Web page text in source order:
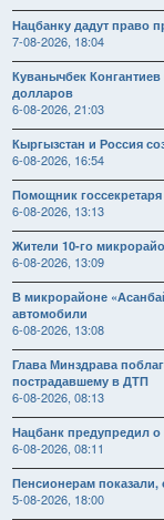
Нацбанку дадут право
7-08-2026, 18:04
Куванычбек
долларов
6-08-2026, 21:03
Кыргызстан и Россия
6-08-2026, 16:54
Помощник
6-08-2026, 13:13
Жители 10-го
6-08-2026, 13:09
В микрорайоне
автомобили
6-08-2026, 13:08
Глава Минздрава
пострадавшему в ДТП
6-08-2026, 08:13
Нацбанк предупредил
6-08-2026, 08:11
Пенсионерам показали,
5-08-2026, 18:00